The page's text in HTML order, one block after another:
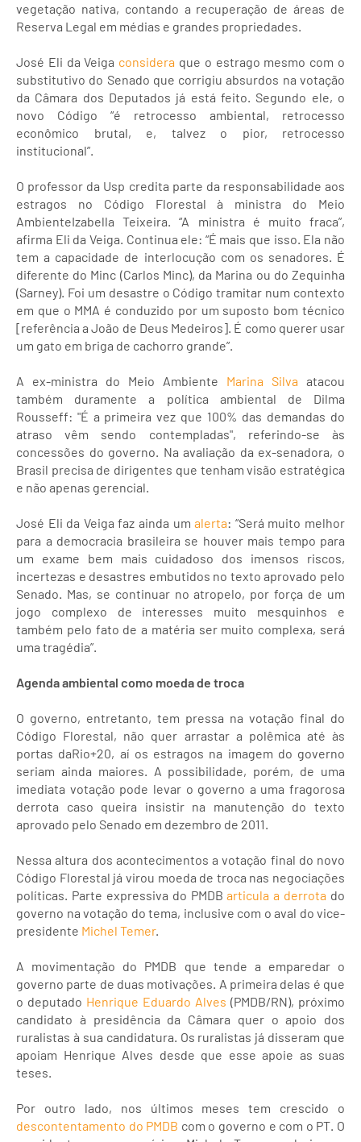
vegetação nativa, contando a recuperação de áreas de
Reserva Legal em médias e grandes propriedades.
José Eli da Veiga considera que o estrago mesmo com o
substitutivo do Senado que corrigiu absurdos na votação
da Câmara dos Deputados já está feito. Segundo ele, o
novo Código “é retrocesso ambiental, retrocesso
econômico brutal, e, talvez o pior, retrocesso
institucional”.
O professor da Usp credita parte da responsabilidade aos
estragos no Código Florestal à ministra do Meio
AmbienteIzabella Teixeira. “A ministra é muito fraca”,
afirma Eli da Veiga. Continua ele: “É mais que isso. Ela não
tem a capacidade de interlocução com os senadores. É
diferente do Minc (Carlos Minc), da Marina ou do Zequinha
(Sarney). Foi um desastre o Código tramitar num contexto
em que o MMA é conduzido por um suposto bom técnico
[referência a João de Deus Medeiros]. É como querer usar
um gato em briga de cachorro grande”.
A ex-ministra do Meio Ambiente Marina Silva atacou
também duramente a política ambiental de Dilma
Rousseff: "É a primeira vez que 100% das demandas do
atraso vêm sendo contempladas", referindo-se às
concessões do governo. Na avaliação da ex-senadora, o
Brasil precisa de dirigentes que tenham visão estratégica
e não apenas gerencial.
José Eli da Veiga faz ainda umalerta: “Será muito melhor
para a democracia brasileira se houver mais tempo para
um exame bem mais cuidadoso dos imensos riscos,
incertezas e desastres embutidos no texto aprovado pelo
Senado. Mas, se continuar no atropelo, por força de um
jogo complexo de interesses muito mesquinhos e
também pelo fato de a matéria ser muito complexa, será
uma tragédia”.
Agenda ambiental como moeda de troca
O governo, entretanto, tem pressa na votação final do
Código Florestal, não quer arrastar a polêmica até às
portas daRio+20, aí os estragos na imagem do governo
seriam ainda maiores. A possibilidade, porém, de uma
imediata votação pode levar o governo a uma fragorosa
derrota caso queira insistir na manutenção do texto
aprovado pelo Senado em dezembro de 2011.
Nessa altura dos acontecimentos a votação final do novo
Código Florestal já virou moeda de troca nas negociações
políticas. Parte expressiva do PMDBarticula a derrota do
governo na votação do tema, inclusive com o aval do vice-
presidente Michel Temer.
A movimentação do PMDB que tende a emparedar o
governo parte de duas motivações. A primeira delas é que
o deputado Henrique Eduardo Alves (PMDB/RN), próximo
candidato à presidência da Câmara quer o apoio dos
ruralistas à sua candidatura. Os ruralistas já disseram que
apoiam Henrique Alves desde que esse apoie as suas
teses.
Por outro lado, nos últimos meses tem crescido o
descontentamento do PMDB com o governo e com o PT. O